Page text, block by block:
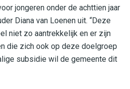
jongeren onder de achttien jaar
Diana van Loenen uit. “Deze
niet zo aantrekkelijk en er zijn
die zich ook op deze doelgroep
subsidie wil de gemeente dit